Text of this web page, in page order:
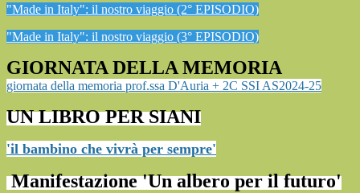
"Made in Italy": il nostro viaggio (2° EPISODIO)
"Made in Italy": il nostro viaggio (3° EPISODIO)
GIORNATA DELLA MEMORIA
giornata della memoria prof.ssa D'Auria + 2C SSI AS2024-25
UN LIBRO PER SIANI
'il bambino che vivrà per sempre'
Manifestazione 'Un albero per il futuro'